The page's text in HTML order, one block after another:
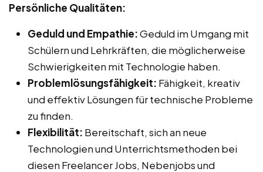
Persönliche Qualitäten:
Geduld und Empathie:Geduld im Umgang mit
Schülern und Lehrkräften, die möglicherweise
Schwierigkeiten mit Technologie haben.
Problemlösungsfähigkeit: Fähigkeit, kreativ
und effektiv Lösungen für technische Probleme
zu finden.
Flexibilität: Bereitschaft, sich an neue
Technologien und Unterrichtsmethoden bei
diesen Freelancer Jobs, Nebenjobs und